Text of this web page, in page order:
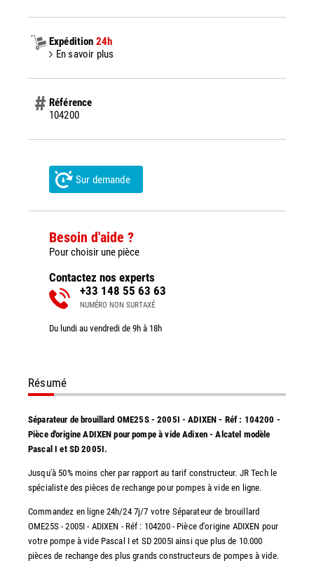
Expédition 24h
En savoir plus
Référence
104200
Sur demande
Besoin d'aide ?
Pour choisir une pièce
Contactez nos experts
+33 148 55 63 63
NUMÉRO NON SURTAXÉ
Du lundi au vendredi de 9h à 18h
Résumé
Séparateur de brouillard OME25S - 2005I - ADIXEN - Réf : 104200 -
Pièce d'origine ADIXEN pour pompe à vide Adixen - Alcatel modèle
Pascal I et SD 2005I.
Jusqu'à 50% moins cher par rapport au tarif constructeur. JR Tech le
spécialiste des pièces de rechange pour pompes à vide en ligne.
Commandez en ligne 24h/24 7j/7 votre Séparateur de brouillard
OME25S - 2005I - ADIXEN - Réf : 104200 - Pièce d'origine ADIXEN pour
votre pompe à vide Pascal I et SD 2005I ainsi que plus de 10.000
pièces de rechange des plus grands constructeurs de pompes à vide.